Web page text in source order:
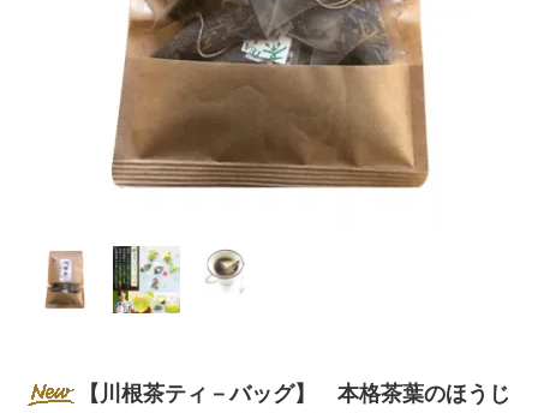
【川根茶ティ－バッグ】 本格茶葉のほうじ